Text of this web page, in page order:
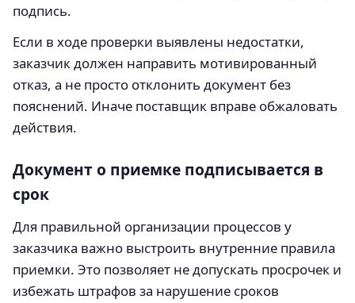
подпись.
Если в ходе проверки выявлены недостатки,
заказчик должен направить мотивированный
отказ, а не просто отклонить документ без
пояснений. Иначе поставщик вправе обжаловать
действия.
Документ о приемке подписывается в
срок
Для правильной организации процессов у
заказчика важно выстроить внутренние правила
приемки. Это позволяет не допускать просрочек и
избежать штрафов за нарушение сроков